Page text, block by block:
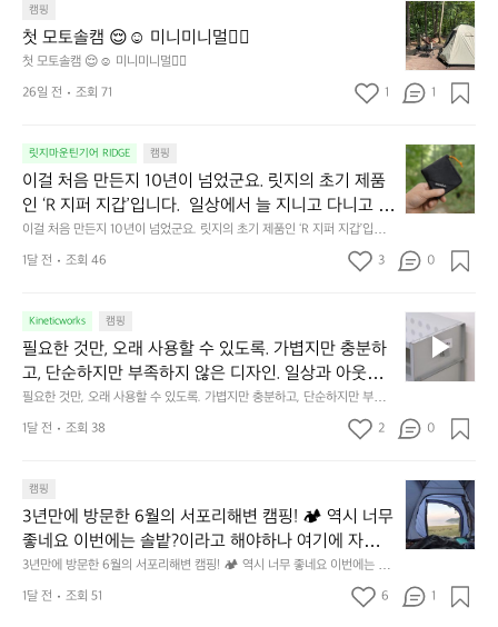
줍니다.  이 슬립 웜을 쓰는 것만으로 그곳은 나만의 밤
이 됩니다.  안녕히 주무세요.
밤이 됩니다.  안녕히 주무세요.
도
자
연
속
에
의
휴
식
에
도
이
중
인
차
안
서
도
구
나
잠
에
기
까
캠핑
첫 모토솔캠 😌☺️ 미니미니멀👌🏼
첫 모토솔캠 😌☺️ 미니미니멀👌🏼
첫
모
토
솔
캠
☺️
미
니
미
멀
👌🏼
26일 전 조회 71 1 1
릿지마운틴기어 RIDGE 캠핑
이걸 처음 만든지 10년이 넘었군요. 릿지의 초기 제품
인 ‘R 지퍼 지갑’입니다.  일상에서 늘 지니고 다니고 싶
어지는 물건에는 크기, 무게, 형태, 색감 사이의 아주 미
묘한 밸런스가 존재합니다.  예를 들자면 일에 집중하
느라 책상 위 가장자리에 대충 걸쳐 놓아도 시야에 걸
는 균형감에서 출발했습니다.  그중에서도 슬림함에 철
저히 집착했습니다. 튼튼한 내구도와 넉넉한 수납력을
해치치 않는 선에서, 가장 가볍고 얇게 설계했습니다.
이 디자인과 사용감은, 꼭 직접 손으로 만져보며 경험
해 보시기를 바랍니다.
이걸 처음 만든지 10년이 넘었군요. 릿지의 초기 제품인 ‘R 지퍼 지갑’입니
다.  일상에서 늘 지니고 다니고 싶어지는 물건에는 크기, 무게, 형태, 색감
사이의 아주 미묘한 밸런스가 존재합니다.  예를 들자면 일에 집중하느라 책
철저히 집착했습니다. 튼튼한 내구도와 넉넉한 수납력을 해치치 않는 선에
서, 가장 가볍고 얇게 설계했습니다.  이 디자인과 사용감은, 꼭 직접 손으로
만져보며 경험해 보시기를 바랍니다.
이
걸
처
음
든
0
년
이
넘
군
지
의
초
기
품
1달 전 조회 46 3 0
Kineticworks 캠핑
필요한 것만, 오래 사용할 수 있도록. 가볍지만 충분하
고, 단순하지만 부족하지 않은 디자인. 일상과 아웃도
어의 경계를 자연스럽게 이어주는 RIDGE MOUNTAIN
GEAR. 키네틱웍스에서 만나보세요.
필요한 것만, 오래 사용할 수 있도록. 가볍지만 충분하고, 단순하지만 부족하
지 않은 디자인. 일상과 아웃도어의 경계를 자연스럽게 이어주는 RIDGE M
OUNTAIN GEAR. 키네틱웍스에서 만나보세요.
필
요
한
것
오
용
할
수
있
록.
1달 전 조회 38 2 0
캠핑
3년만에 방문한 6월의 서포리해변 캠핑! 🏕 역시 너무
좋네요 이번에는 솔밭?이라고 해야하나 여기에 자리를
잡았는데 정말 시원하고 경치도 좋네요  서해치고 물도
맑은편, 아이들도 놀기 좋고 1박 2일은 넘 짧게 느껴지
네요  .1박 1동 1만원 (수금은 7시쯤, 동네에서 관리) .수
3년만에 방문한 6월의 서포리해변 캠핑! 🏕 역시 너무 좋네요 이번에는 솔
밭?이라고 해야하나 여기에 자리를 잡았는데 정말 시원하고 경치도 좋네요
서해치고 물도 맑은편, 아이들도 놀기 좋고 1박 2일은 넘 짧게 느껴지네요  .
년
만
에
문
1달 전 조회 51 6 1